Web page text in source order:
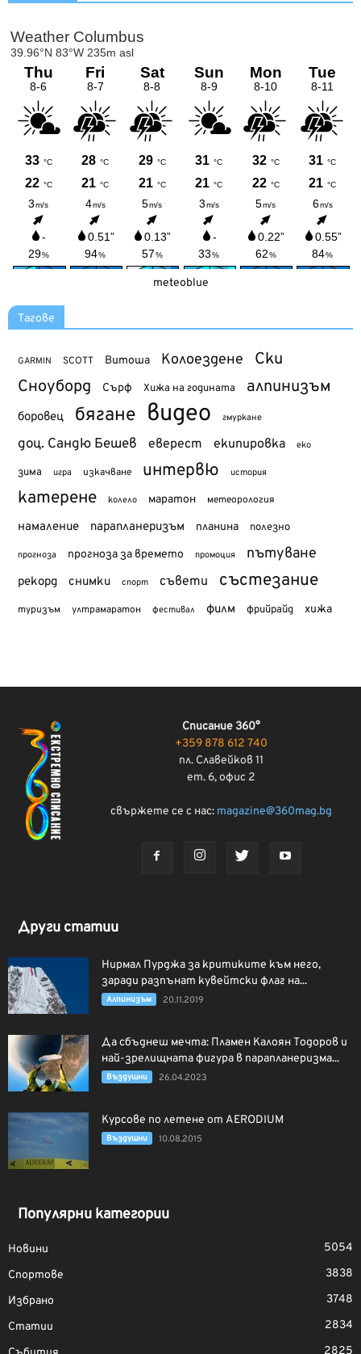
meteoblue
Тагове
GARMIN SCOTT Витоша Колоездене Ски
Сноуборд Сърф Хижа на годината алпинизъм
боровец бягане видео гмуркане
доц. Сандю Бешев еверест екипировка еко
зима игра изкачване интервю история
катерене колело маратон метеорология
намаление парапланеризъм планина полезно
прогноза прогноза за времето промоция пътуване
рекорд снимки спорт съвети състезание
туризъм ултрамаратон фестивал филм фрийрайд хижа
Списание 360°
+359 878 612 740
пл. Славейков 11
ет. 6, офис 2
свържете се с нас: magazine@360mag.bg
Други статии
Нирмал Пурджа за критиките към него,
заради разпънат кувейтски флаг на...
Алпинизъм 20.11.2019
Да сбъднеш мечта: Пламен Калоян Тодоров и
най-зрелищната фигура в парапланеризма...
Въздушни 26.04.2023
Курсове по летене от AERODIUM
Въздушни 10.08.2015
Популярни категории
Новини
5054
Спортове
3838
Избрано
3748
Статии
2834
2825